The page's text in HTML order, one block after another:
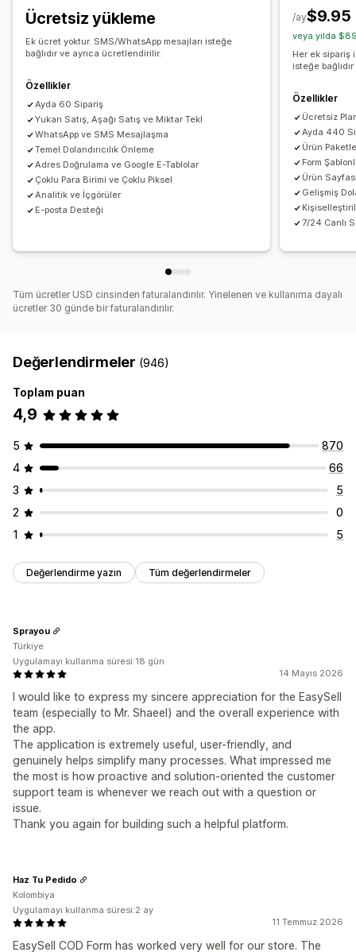
Özel mesajlar
Açılır pencereler
Dönüşüm ve yukarı satış
Çapraz satış
Tek tıkla yukarı satışlar
Satın alım sonrası yukarı satışlar
Piksel takibi Sepet kurtarma
Çoklu para birimi Çoklu dil
Teklifler ve öneriler
Ücretsiz kargo
Genellikle birlikte satın alınan ürünler
Paketler
Adet indirimleri
Öncelikli işleme
Analizler
Tıklama oranı Dönüşüm oranları
Ücretsiz yükleme
Ek ücret yoktur. SMS/WhatsApp mesajları isteğe
bağlıdır ve ayrıca ücretlendirilir.
Özellikler
Ayda 60 Sipariş
Yukarı Satış, Aşağı Satış ve Miktar Tekl
WhatsApp ve SMS Mesajlaşma
Temel Dolandırıcılık Önleme
Adres Doğrulama ve Google E-Tablolar
Çoklu Para Birimi ve Çoklu Piksel
Analitik ve İçgörüler
E-posta Desteği
$9.95
/ay
veya yılda
Her ek sipariş
isteğe
Özellikler
Ücretsiz
Ayda 440
Ürün
Form
Ürün
Gelişmiş
7/24 Canlı
Tüm ücretler USD cinsinden faturalandırılır. Yinelenen ve kullanıma dayalı
ücretler 30 günde bir faturalandırılır.
Değerlendirmeler (946)
Toplam puan
4,9
5
870
4
66
3
5
2
0
1
5
Değerlendirme yazın Tüm değerlendirmeler
14 Mayıs 2026
I would like to express my sincere appreciation for the EasySell
team (especially to Mr. Shaeel) and the overall experience with
the app.
The application is extremely useful, user-friendly, and
genuinely helps simplify many processes. What impressed me
the most is how proactive and solution-oriented the customer
support team is whenever we reach out with a question or
issue.
Thank you again for building such a helpful platform.
Sprayou
Türkiye
Uygulamayı kullanma süresi:18 gün
11 Temmuz 2026
EasySell COD Form has worked very well for our store. The
Haz Tu Pedido
Kolombiya
Uygulamayı kullanma süresi:2 ay